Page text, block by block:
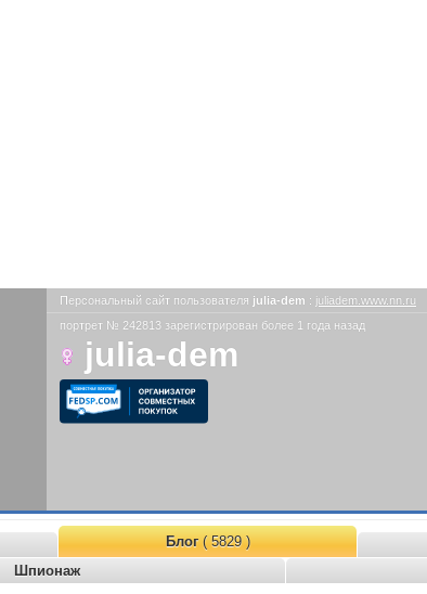
Персональный сайт пользователя julia-dem : juliadem.www.nn.ru
портрет № 242813 зарегистрирован более 1 года назад
julia-dem
Блог( 5829 )
Шпионаж